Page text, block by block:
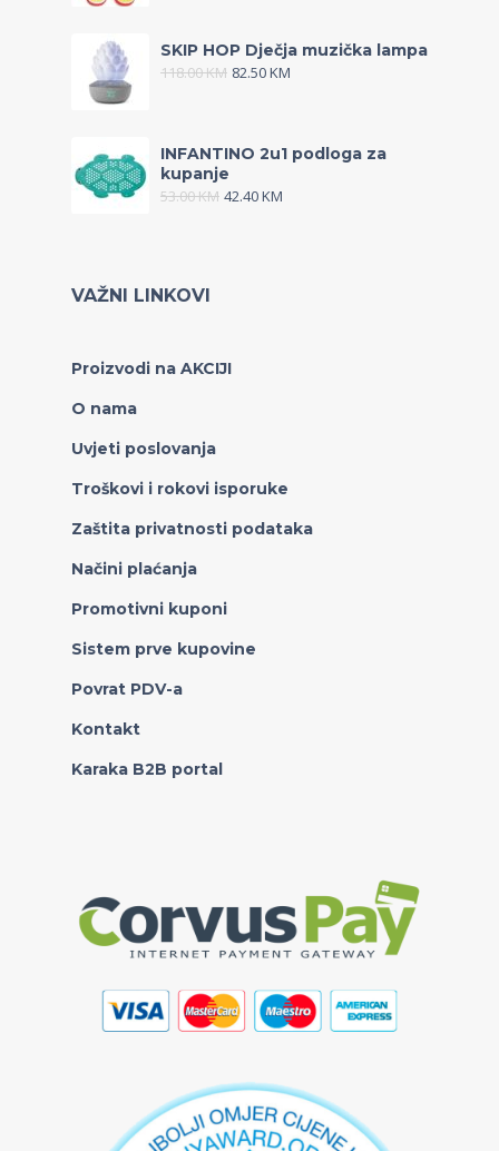
SKIP HOP Dječja muzička lampa
118.00KM 82.50KM
INFANTINO 2u1 podloga za
kupanje
53.00KM 42.40KM
VAŽNI LINKOVI
Proizvodi na AKCIJI
O nama
Uvjeti poslovanja
Troškovi i rokovi isporuke
Zaštita privatnosti podataka
Načini plaćanja
Promotivni kuponi
Sistem prve kupovine
Povrat PDV-a
Kontakt
Karaka B2B portal